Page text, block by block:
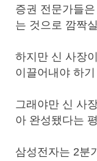
증권 전문가들
는 것으로 깜짝
하지만 신 사장
이끌어내야 하
그래야만 신 사
아 완성됐다는
삼성전자는 2분